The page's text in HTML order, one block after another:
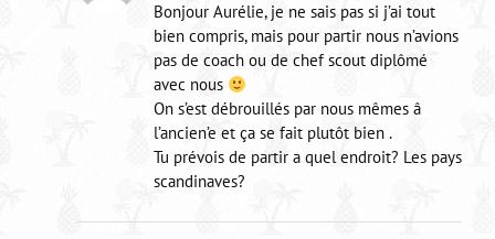
Bonjour Aurélie, je ne sais pas si j’ai tout
bien compris, mais pour partir nous n’avions
pas de coach ou de chef scout diplômé
avec nous
On s’est débrouillés par nous mêmes â
l’ancien’e et ça se fait plutôt bien .
Tu prévois de partir a quel endroit? Les pays
scandinaves?